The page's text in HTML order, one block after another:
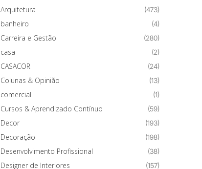
Arquitetura (473)
banheiro (4)
Carreira e Gestão (280)
casa (2)
CASACOR (24)
Colunas & Opinião (13)
comercial (1)
Cursos & Aprendizado Contínuo (59)
Decor (193)
Decoração (198)
Desenvolvimento Profissional (38)
Designer de Interiores (157)